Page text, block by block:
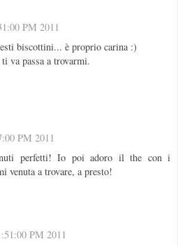
PM 2011
biscottini... è proprio carina :)
va passa a trovarmi.
PM 2011
perfetti! Io poi adoro il the con i
venuta a trovare, a presto!
PM 2011